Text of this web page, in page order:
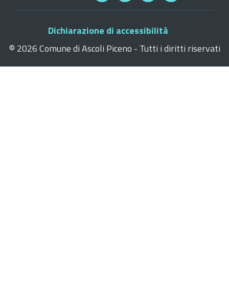
Dichiarazione di accessibilità
© 2026 Comune di Ascoli Piceno - Tutti i diritti riservati